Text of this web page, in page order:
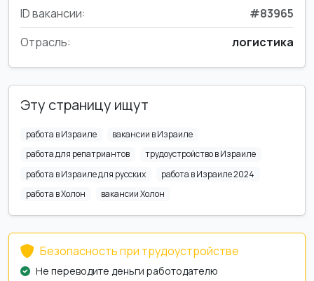
ID вакансии:
#83965
Отрасль:
логистика
Эту страницу ищут
работа в Израиле
вакансии в Израиле
работа для репатриантов
трудоустройство в Израиле
работа в Израиле для русских
работа в Израиле 2024
работа в Холон
вакансии Холон
Безопасность при трудоустройстве
Не переводите деньги работодателю